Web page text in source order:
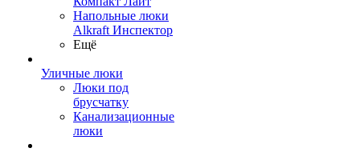
Напольные люки
Alkraft Инспектор
Ещё
Уличные люки
Люки под
брусчатку
Канализационные
люки